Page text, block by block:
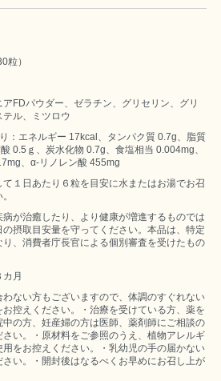
粒）
FDパウダー、ゼラチン、グリセリン、グリ
テル、ミツロウ
：エネルギー 17kcal、タンパク質 0.7g、脂質
0.5ｇ、炭水化物 0.7g、食塩相当 0.004mg、
、α-リノレン酸 455mg
１日あたり６粒を目安に水またはお湯でお召
病が治癒したり、より健康が増進するものでは
摂取目安量を守ってください。本品は、特定
、消費者庁長官による個別審査を受けたもの
月
わない方もございますので、体調のすぐれない
控えください。・治療を受けている方、薬を
中の方、妊産婦の方は医師、薬剤師にご相談の
さい。・原材料をご参照のうえ、植物アレルギ
用をお控えください。・乳幼児の手の届かない
さい。・開封後はなるべくお早めにお召し上が